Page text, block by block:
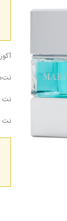
نت‌‌
نت‌